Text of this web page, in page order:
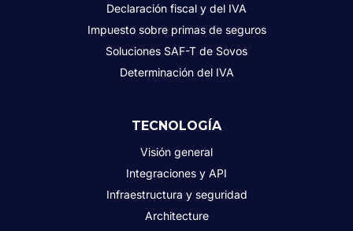
Declaración fiscal y del IVA
Impuesto sobre primas de seguros
Soluciones SAF-T de Sovos
Determinación del IVA
TECNOLOGÍA
Visión general
Integraciones y API
Infraestructura y seguridad
Architecture